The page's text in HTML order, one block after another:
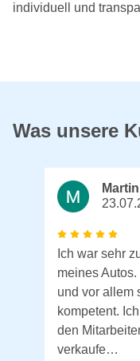
individuell und
Was unsere
Ich war sehr
meines
und vor allem
kompetent.
den
verkaufe…